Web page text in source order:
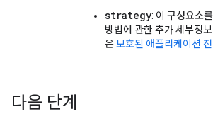
strategy: 이 구성요소
방법에 관한 추가 세부정
은보호된 애플리케이션
다음 단계